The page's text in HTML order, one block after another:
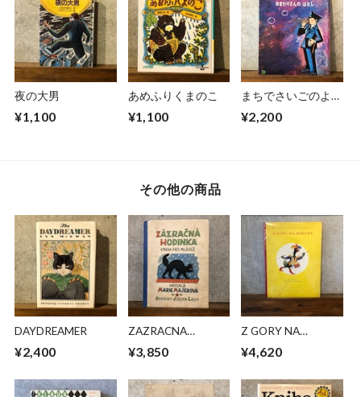
夜の大男
¥1,100
あめふりくまのこ
¥1,100
まちでさいごのよう
さんのはなし
¥2,200
その他の商品
DAYDREAMER
¥2,400
ZAZRACNA
¥3,850
Z GORY NA
¥4,620